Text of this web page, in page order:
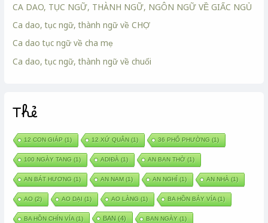
CA DAO, TỤC NGỮ, THÀNH NGỮ, NGÔN NGỮ VỀ GIẤC NGỦ
Ca dao, tục ngữ, thành ngữ về CHỢ
Ca dao tục ngữ về cha mẹ
Ca dao, tục ngữ, thành ngữ về chuối
Thẻ
12 CON GIÁP (1) 12 XỨ QUÂN (1) 36 PHỐ PHƯỜNG (1)
100 NGÀY TANG (1) ADIĐÀ (1) AN BAN THỜ(1)
AN BÁT HƯƠNG (1) AN NAM(1) AN NGHỈ (1) AN NHÀ (1)
AO (2) AO DẠI (1) AO LÀNG (1) BA HỒN BẢY VÍA(1)
BA HỒN CHÍN VÍA(1) BAN (4) BAN NGÀY (1)